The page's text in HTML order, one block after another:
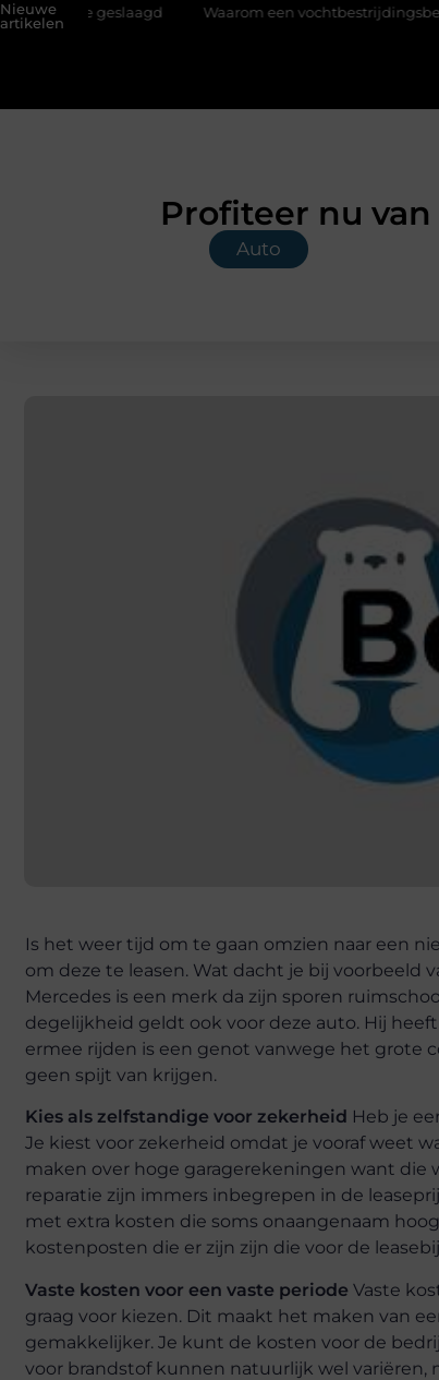
Nieuwe
artikelen
Waarom een vochtbestrijdingsbedrijf
Profiteer nu
Auto
Is het weer tijd om te gaan omzien naar een
om deze te leasen. Wat dacht je bij voorbeeld
Mercedes is een merk da zijn sporen
degelijkheid geldt ook voor deze auto. Hij
ermee rijden is een genot vanwege het grote
geen spijt van krijgen.
Kies als zelfstandige voor zekerheid Heb je
Je kiest voor zekerheid omdat je vooraf weet
maken over hoge garagerekeningen want die
reparatie zijn immers inbegrepen in de
met extra kosten die soms onaangenaam
kostenposten die er zijn zijn die voor de
Vaste kosten voor een vaste periode Vaste
graag voor kiezen. Dit maakt het maken van
gemakkelijker. Je kunt de kosten voor de
voor brandstof kunnen natuurlijk wel variëren,